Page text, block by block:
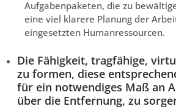
Aufgabenpaketen, die zu
eine viel klarere Planung der
eingesetzten Humanressourcen.
Die Fähigkeit, tragfähige,
zu formen, diese
für ein notwendiges Maß an
über die Entfernung, zu